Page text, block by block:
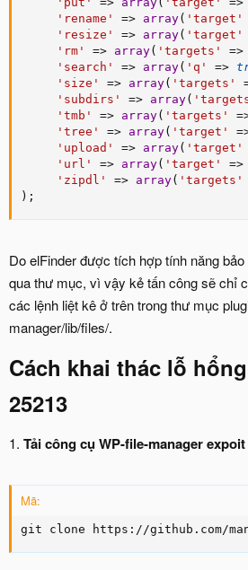
'rename'
=> array( 'target'
'resize'
=> array( 'target'
'rm'
=> array( 'targets' =>
'search'
=> array( 'q' =>
'size'
=> array( 'targets'
'subdirs'
=> array(
'tmb'
=> array( 'targets' =
'tree'
=> array( 'target' =
'upload'
=> array( 'target'
'url'
=> array( 'target' =>
'zipdl'
=> array( 'targets'
) ;
Do elFinder được tích hợp tính năng
qua thư mục, vì vậy kẻ tấn công sẽ chỉ
các lệnh liệt kê ở trên trong thư mục
manager/lib/files/.
Cách khai thác lỗ
25213
1. Tải công cụ WP-file-manager expoit
Mã:
git clone https://github.com/